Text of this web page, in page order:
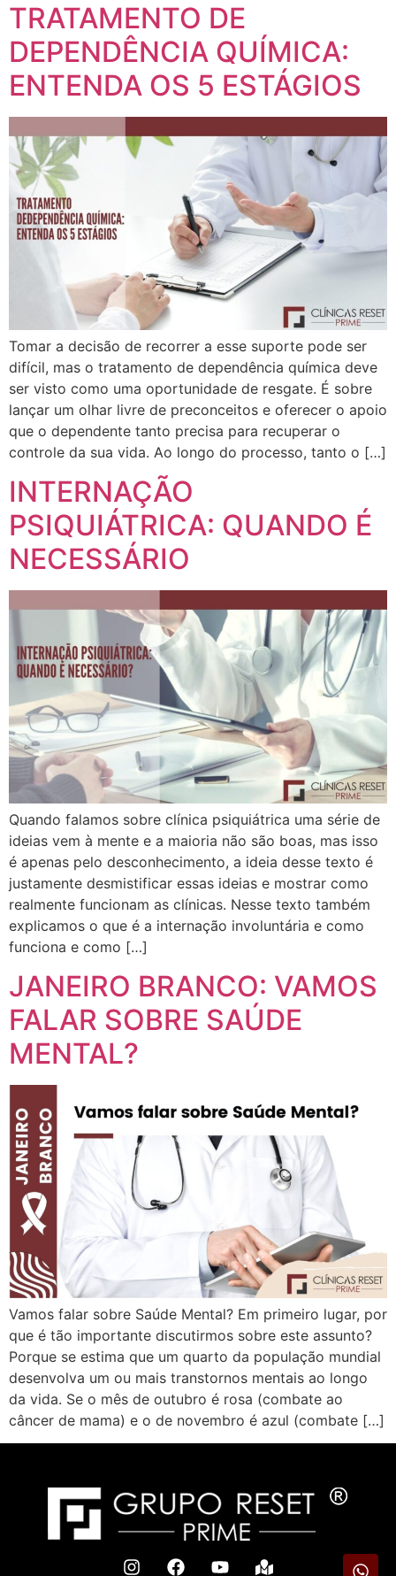
TRATAMENTO DE
DEPENDÊNCIA QUÍMICA:
ENTENDA OS 5 ESTÁGIOS
Tomar a decisão de recorrer a esse suporte pode ser
difícil, mas o tratamento de dependência química deve
ser visto como uma oportunidade de resgate. É sobre
lançar um olhar livre de preconceitos e oferecer o apoio
que o dependente tanto precisa para recuperar o
controle da sua vida. Ao longo do processo, tanto o […]
INTERNAÇÃO
PSIQUIÁTRICA: QUANDO É
NECESSÁRIO
Quando falamos sobre clínica psiquiátrica uma série de
ideias vem à mente e a maioria não são boas, mas isso
é apenas pelo desconhecimento, a ideia desse texto é
justamente desmistificar essas ideias e mostrar como
realmente funcionam as clínicas. Nesse texto também
explicamos o que é a internação involuntária e como
funciona e como […]
JANEIRO BRANCO: VAMOS
FALAR SOBRE SAÚDE
MENTAL?
Vamos falar sobre Saúde Mental? Em primeiro lugar, por
que é tão importante discutirmos sobre este assunto?
Porque se estima que um quarto da população mundial
desenvolva um ou mais transtornos mentais ao longo
da vida. Se o mês de outubro é rosa (combate ao
câncer de mama) e o de novembro é azul (combate […]